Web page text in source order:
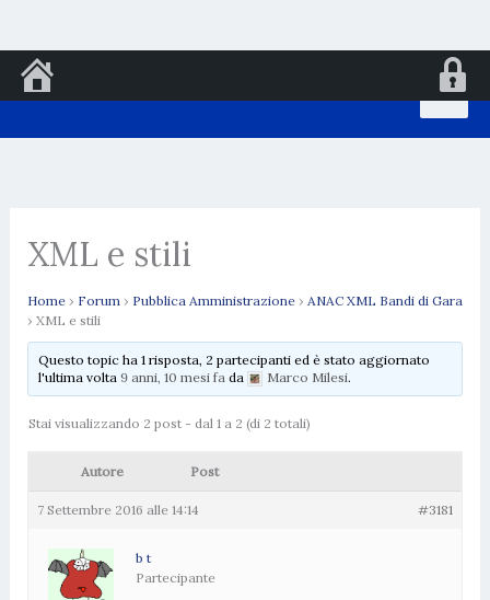
al
XML e stili
Home › Forum › Pubblica Amministrazione › ANAC XML Bandi di Gara
› XML e stili
Questo topic ha 1 risposta, 2 partecipanti ed è stato aggiornato
l'ultima volta 9 anni, 10 mesi fada Marco Milesi.
Stai visualizzando 2 post - dal 1 a 2 (di 2 totali)
Autore Post
7 Settembre 2016 alle 14:14 #3181
b t
Partecipante